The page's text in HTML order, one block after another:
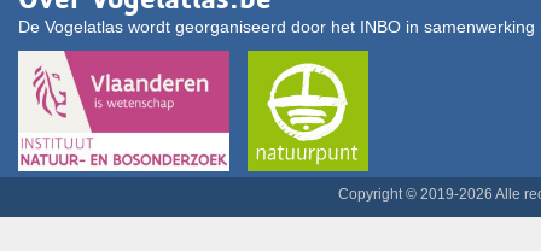
De Vogelatlas wordt georganiseerd door het INBO in
Copyright © 2019-2026 Alle